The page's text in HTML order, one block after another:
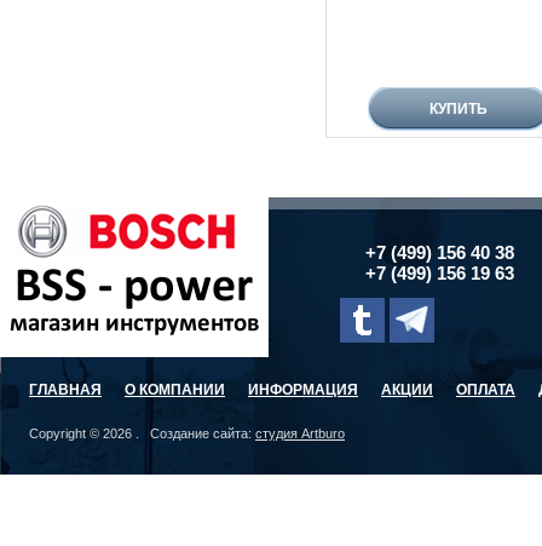
+7 (499) 156 40 38
+7 (499) 156 19 63
ГЛАВНАЯ О КОМПАНИИ ИНФОРМАЦИЯ АКЦИИ ОПЛАТА
Copyright © 2026 . Создание сайта: студия Artburo